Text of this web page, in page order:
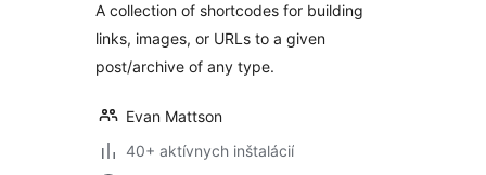
A collection of shortcodes for building
links, images, or URLs to a given
post/archive of any type.
Evan Mattson
40+ aktívnych inštalácií